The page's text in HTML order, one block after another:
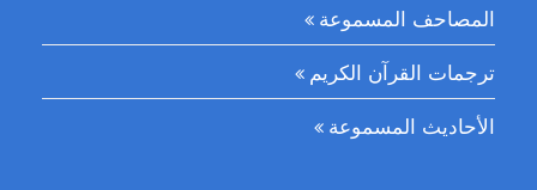
المصاحف المسموعة
ترجمات القرآن الكريم
الأحاديث المسموعة